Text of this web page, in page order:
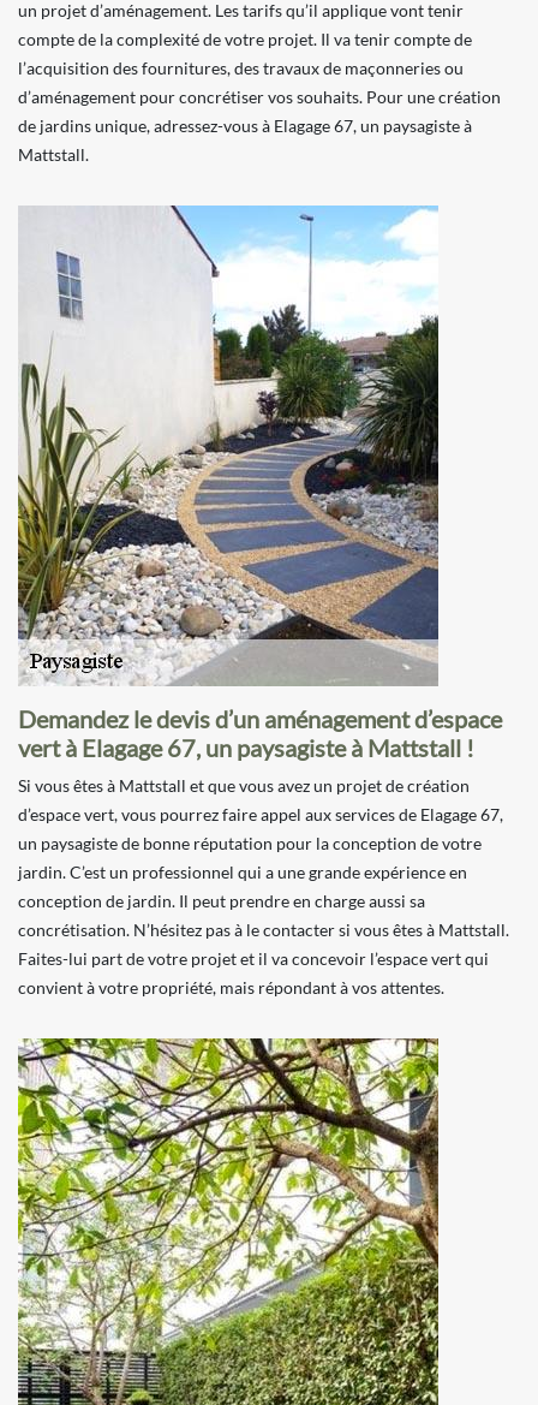
un projet d’aménagement. Les tarifs qu’il applique vont tenir
compte de la complexité de votre projet. Il va tenir compte de
l’acquisition des fournitures, des travaux de maçonneries ou
d’aménagement pour concrétiser vos souhaits. Pour une création
de jardins unique, adressez-vous à Elagage 67, un paysagiste à
Mattstall.
Demandez le devis d’un aménagement d’espace
vert à Elagage 67, un paysagiste à Mattstall !
Si vous êtes à Mattstall et que vous avez un projet de création
d’espace vert, vous pourrez faire appel aux services de Elagage 67,
un paysagiste de bonne réputation pour la conception de votre
jardin. C’est un professionnel qui a une grande expérience en
conception de jardin. Il peut prendre en charge aussi sa
concrétisation. N’hésitez pas à le contacter si vous êtes à Mattstall.
Faites-lui part de votre projet et il va concevoir l’espace vert qui
convient à votre propriété, mais répondant à vos attentes.